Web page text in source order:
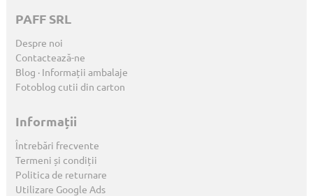
PAFF SRL
Despre noi
Contactează-ne
Blog · Informații ambalaje
Fotoblog cutii din carton
Informații
Întrebări frecvente
Termeni și condiții
Politica de returnare
Utilizare Google Ads